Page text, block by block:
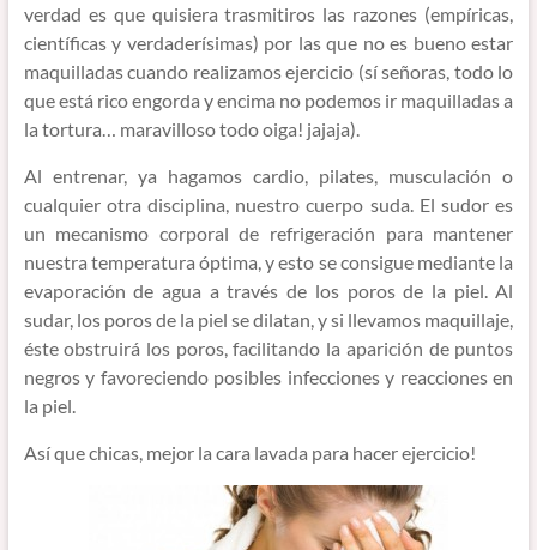
verdad es que quisiera trasmitiros las razones (empíricas,
científicas y verdaderísimas) por las que no es bueno estar
maquilladas cuando realizamos ejercicio (sí señoras, todo lo
que está rico engorda y encima no podemos ir maquilladas a
la tortura… maravilloso todo oiga! jajaja).
Al entrenar, ya hagamos cardio, pilates, musculación o
cualquier otra disciplina, nuestro cuerpo suda. El sudor es
un mecanismo corporal de refrigeración para mantener
nuestra temperatura óptima, y esto se consigue mediante la
evaporación de agua a través de los poros de la piel. Al
sudar, los poros de la piel se dilatan, y si llevamos maquillaje,
éste obstruirá los poros, facilitando la aparición de puntos
negros y favoreciendo posibles infecciones y reacciones en
la piel.
Así que chicas, mejor la cara lavada para hacer ejercicio!